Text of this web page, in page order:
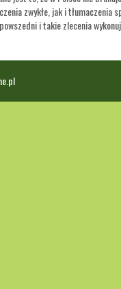
zwykłe, jak i
i takie zlecenia